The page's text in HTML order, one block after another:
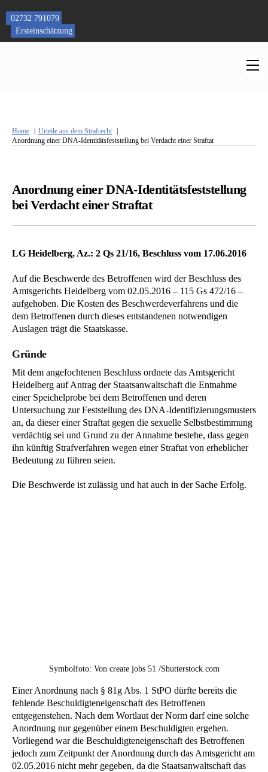
content
02732 791079
Ersteinschätzung
Home
Urteile aus dem Strafrecht
Anordnung einer DNA-Identitätsfeststellung bei Verdacht einer Straftat
Anordnung einer DNA-Identitätsfeststellung
bei Verdacht einer Straftat
LG Heidelberg, Az.: 2 Qs 21/16, Beschluss vom 17.06.2016
Auf die Beschwerde des Betroffenen wird der Beschluss des
Amtsgerichts Heidelberg vom 02.05.2016 – 115 Gs 472/16 –
aufgehoben. Die Kosten des Beschwerdeverfahrens und die
dem Betroffenen durch dieses entstandenen notwendigen
Auslagen trägt die Staatskasse.
Gründe
Mit dem angefochtenen Beschluss ordnete das Amtsgericht
Heidelberg auf Antrag der Staatsanwaltschaft die Entnahme
einer Speichelprobe bei dem Betroffenen und deren
Untersuchung zur Feststellung des DNA-Identifizierungsmusters
an, da dieser einer Straftat gegen die sexuelle Selbstbestimmung
verdächtig sei und Grund zu der Annahme bestehe, dass gegen
ihn künftig Strafverfahren wegen einer Straftat von erheblicher
Bedeutung zu führen seien.
Die Beschwerde ist zulässig und hat auch in der Sache Erfolg.
Symbolfoto: Von create jobs 51 /Shutterstock.com
Einer Anordnung nach § 81g Abs. 1 StPO dürfte bereits die
fehlende Beschuldigteneigenschaft des Betroffenen
entgegenstehen. Nach dem Wortlaut der Norm darf eine solche
Anordnung nur gegenüber einem Beschuldigten ergehen.
Vorliegend war die Beschuldigteneigenschaft des Betroffenen
jedoch zum Zeitpunkt der Anordnung durch das Amtsgericht am
02.05.2016 nicht mehr gegeben, da die Staatsanwaltschaft das